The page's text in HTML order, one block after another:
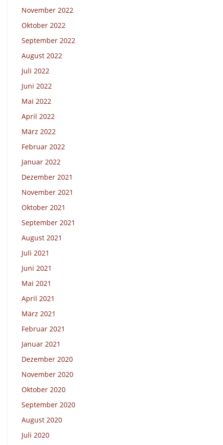
November 2022
Oktober 2022
September 2022
August 2022
Juli 2022
Juni 2022
Mai 2022
April 2022
März 2022
Februar 2022
Januar 2022
Dezember 2021
November 2021
Oktober 2021
September 2021
August 2021
Juli 2021
Juni 2021
Mai 2021
April 2021
März 2021
Februar 2021
Januar 2021
Dezember 2020
November 2020
Oktober 2020
September 2020
August 2020
Juli 2020